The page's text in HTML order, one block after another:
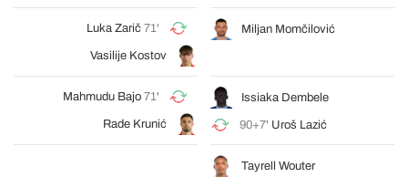
Luka Zarič 71'
Vasilije Kostov
Miljan Momčilović
Mahmudu Bajo 71'
Rade Krunić
Issiaka Dembele
90+7' Uroš Lazić
Tayrell Wouter